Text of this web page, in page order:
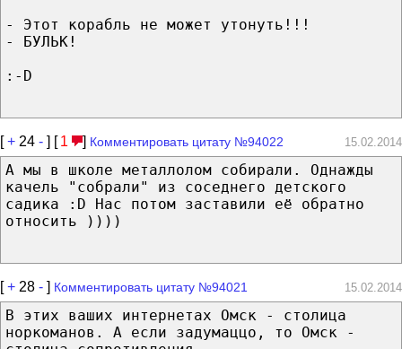
- Этот корабль не может утонуть!!!
- БУЛЬК!
:-D
[+ 24 - ] [ 1 ] Комментировать цитату №94022 15.02.2014
А мы в школе металлолом собирали. Однажды
качель "собрали" из соседнего детского
садика :D Нас потом заставили её обратно
относить ))))
[+ 28 - ] Комментировать цитату №94021 15.02.2014
В этих ваших интернетах Омск - столица
норкоманов. А если задумаццо, то Омск -